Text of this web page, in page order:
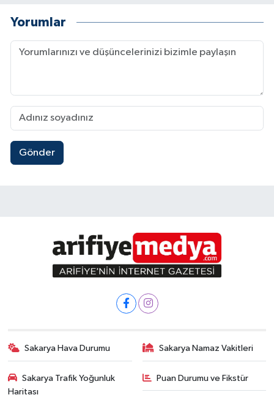
Yorumlar
Gönder
Sakarya Hava Durumu Sakarya Namaz Vakitleri
Sakarya Trafik Yoğunluk
Haritası
Puan Durumu ve Fikstür